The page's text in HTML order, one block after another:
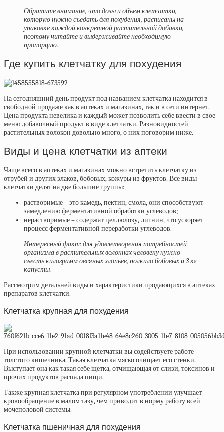
Обратите внимание, что дозы и объем клетчатки,
которую нужно съедать для похудения, расписаны на
упаковке каждой конкретной растительной добавки,
поэтому читайте и выдерживайте необходимую
пропорцию.
Где купить клетчатку для похудения
На сегодняшний день продукт под названием клетчатка находится в
свободной продаже как в аптеках и магазинах, так и в сети интернет.
Цена продукта невелика и каждый может позволить себе ввести в свое
меню добавочный продукт в виде клетчатки. Разновидностей
растительных волокон довольно много, о них поговорим ниже.
Виды и цена клетчатки из аптеки
Чаще всего в аптеках и магазинах можно встретить клетчатку из
отрубей и других злаков, бобовых, кожуры из фруктов. Все виды
клетчатки делят на две большие группы:
растворимые– это камедь, пектин, смола, они способствуют
замедлению ферментативной обработки углеводов;
нерастворимые– содержат целлюлозу, лигнин, что ускоряет
процесс ферментативной переработки углеводов.
Интересный факт: для удовлетворения потребностей
организма в растительных волокнах человеку нужно
съесть килограмм овсяных хлопьев, полкило бобовых и 3 кг
капусты.
Рассмотрим детальней виды и характеристики продающихся в аптеках
препаратов клетчатки.
Клетчатка крупная для похудения
При использовании крупной клетчатки вы содействуете работе
толстого кишечника. Такая клетчатка мягко очищает его стенки.
Выступает она как такая себе щетка, отчищающая от слизи, токсинов и
прочих продуктов распада пищи.
Также крупная клетчатка при регулярном употреблении улучшает
кровообращение в малом тазу, чем приводит в норму работу всей
мочеполовой системы.
Клетчатка пшеничная для похудения